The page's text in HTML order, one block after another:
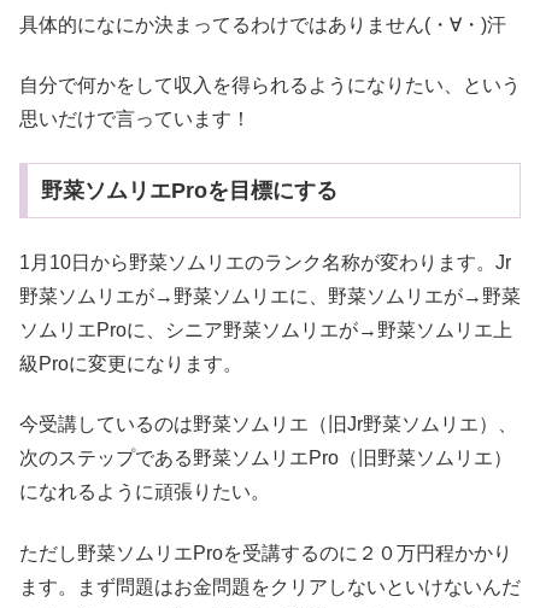
具体的になにか決まってるわけではありません(・∀・)汗
自分で何かをして収入を得られるようになりたい、という
思いだけで言っています！
野菜ソムリエProを目標にする
1月10日から野菜ソムリエのランク名称が変わります。Jr
野菜ソムリエが→野菜ソムリエに、野菜ソムリエが→野菜
ソムリエProに、シニア野菜ソムリエが→野菜ソムリエ上
級Proに変更になります。
今受講しているのは野菜ソムリエ（旧Jr野菜ソムリエ）、
次のステップである野菜ソムリエPro（旧野菜ソムリエ）
になれるように頑張りたい。
ただし野菜ソムリエProを受講するのに２０万円程かかり
ます。まず問題はお金問題をクリアしないといけないんだ